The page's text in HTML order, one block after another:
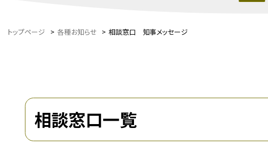
トップページ > 各種お知らせ > 相談窓口 知事メッセージ
相談窓口一覧